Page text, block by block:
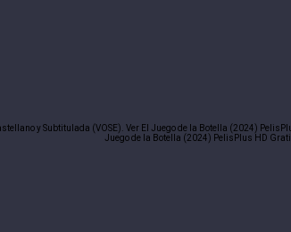
y Subtitulada (VOSE). Ver El Juego de la Botella (2024)
Juego de la Botella (2024) PelisPlus HD